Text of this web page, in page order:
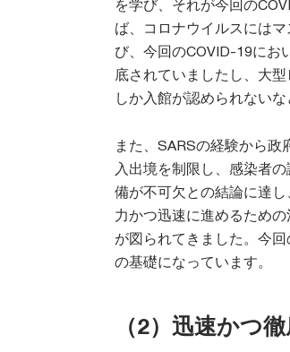
を学び、それが今回の
ば、コロナウイルスには
び、今回のCOVID-19にお
底されていましたし、大
しか入館が認められない
また、SARSの経験から
入出境を制限し、感染者
備が不可欠との結論に達
力かつ迅速に進めるため
が図られてきました。今
の基礎になっています。
（2）迅速かつ